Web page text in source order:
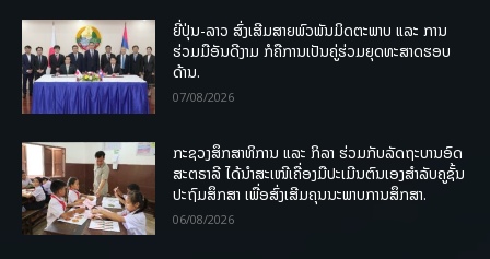
ຍີ່ປຸ່ນ-ລາວ ສົ່ງເສີມສາຍພົວພັນມິດຕະພາບ ແລະ ການ
ຮ່ວມມືອັນດີງາມ ກໍຄືການເປັນຄູ່ຮ່ວມຍຸດທະສາດຮອບ
ດ້ານ.
07/08/2026
ກະຊວງສຶກສາທິການ ແລະ ກິລາ ຮ່ວມກັບລັດຖະບານອົດ
ສະຕຣາລີ ໄດ້ນຳສະເໜີເຄື່ອງມືປະເມີນຕົນເອງສຳລັບຄູຊັ້ນ
ປະຖົມສຶກສາ ເພື່ອສົ່ງເສີມຄຸນນະພາບການສຶກສາ.
06/08/2026